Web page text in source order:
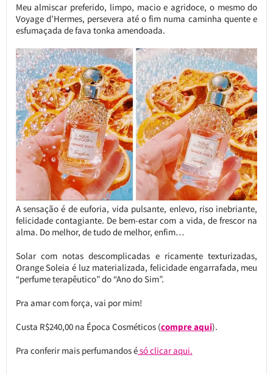
Meu almiscar preferido, limpo, macio e agridoce, o mesmo do
Voyage d’Hermes, persevera até o fim numa caminha quente e
esfumaçada de fava tonka amendoada.
A sensação é de euforia, vida pulsante, enlevo, riso inebriante,
felicidade contagiante. De bem-estar com a vida, de frescor na
alma. Do melhor, de tudo de melhor, enfim…
Solar com notas descomplicadas e ricamente texturizadas,
Orange Soleia é luz materializada, felicidade engarrafada, meu
“perfume terapêutico” do “Ano do Sim”.
Pra amar com força, vai por mim!
Custa R$240,00 na Época Cosméticos (compre aqui).
Pra conferir mais perfumandos ésó clicar aqui.